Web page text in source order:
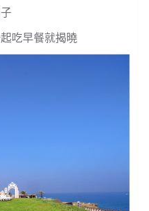
吃早餐就揭曉